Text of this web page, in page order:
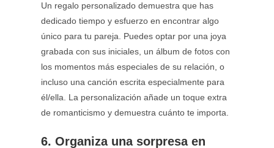
Un regalo personalizado demuestra que has
dedicado tiempo y esfuerzo en encontrar algo
único para tu pareja. Puedes optar por una joya
grabada con sus iniciales, un álbum de fotos con
los momentos más especiales de su relación, o
incluso una canción escrita especialmente para
él/ella. La personalización añade un toque extra
de romanticismo y demuestra cuánto te importa.
6. Organiza una sorpresa en